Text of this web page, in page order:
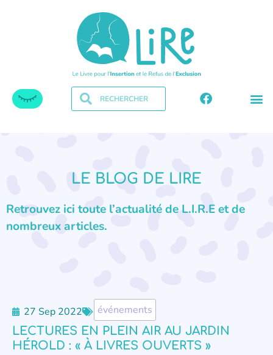
LE BLOG DE LIRE
Retrouvez ici toute l’actualité de L.I.R.E et de
nombreux articles.
27 Sep 2022 événements
LECTURES EN PLEIN AIR AU JARDIN
HÉROLD : « À LIVRES OUVERTS »